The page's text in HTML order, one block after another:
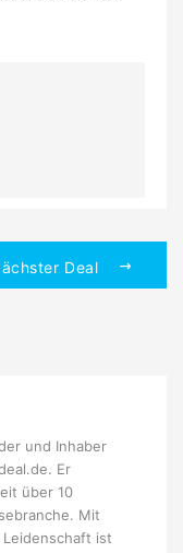
Deal
und Inhaber
Er
über 10
Mit
ist